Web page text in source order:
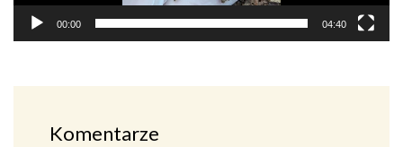
00:00 04:40
Komentarze